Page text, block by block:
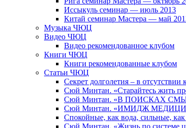
Иссыкуль семинар — июль 2013
Китай семинар Мастера — май
Музыка ЧЮЦ
Видео ЧЮЦ
Видео рекомендованное клубом
Книги ЧЮЦ
Книги рекомендованные клубом
Статьи ЧЮЦ
Секрет долголетия – в отсутствии
Сюй Минтан. «Старайтесь жить
Сюй Минтан. «В ПОИСКАХ
Сюй Минтан. «ИМИДЖ
Спокойные, как вода, сильные, как
Сюй Минтан. «Жизнь по системе